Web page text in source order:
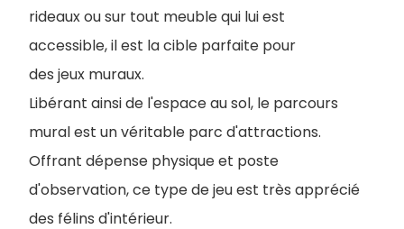
rideaux ou sur tout meuble qui lui est
accessible, il est la cible parfaite pour
des jeux muraux.
Libérant ainsi de l'espace au sol, le parcours
mural est un véritable parc d'attractions.
Offrant dépense physique et poste
d'observation, ce type de jeu est très apprécié
des félins d'intérieur.